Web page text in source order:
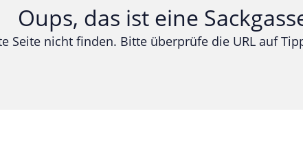
Gesundheit & Beauty
Mobilfunk & Internet
Oups, das ist eine
Seite nicht finden. Bitte überprüfe die URL auf